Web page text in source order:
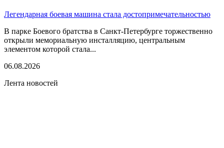
Легендарная боевая машина стала достопримечательностью
В парке Боевого братства в Санкт-Петербурге торжественно
открыли мемориальную инсталляцию, центральным
элементом которой стала...
06.08.2026
Лента новостей